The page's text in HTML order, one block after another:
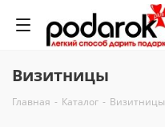
Визитницы
Главная - Каталог - Визитницы